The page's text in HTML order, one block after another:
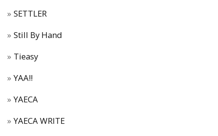
SETTLER
Still By Hand
Tieasy
YAA!!
YAECA
YAECA WRITE